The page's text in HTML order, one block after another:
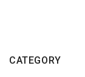
CATEGORY